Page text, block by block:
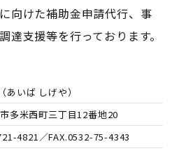
向けた補助金申請代行、事
達支援等を行っております。
（あいば しげや）
多米西町三丁目12番地20
4821 ／FAX.0532-75-4343